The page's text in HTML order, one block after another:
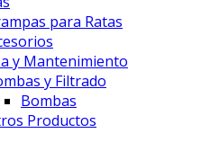
para Ratas
y Mantenimiento
y Filtrado
Bombas
Productos